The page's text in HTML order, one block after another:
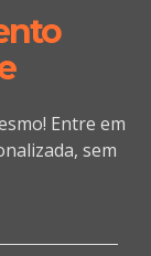
Entre em
sem